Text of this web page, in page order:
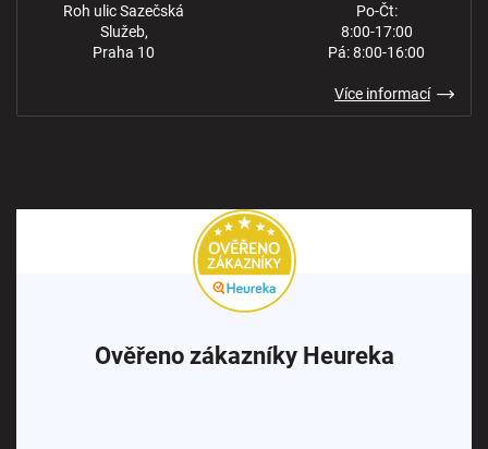
Roh ulic Sazečská
Služeb,
Praha 10
Po-Čt:
8:00-17:00
Pá: 8:00-16:00
Více informací
Ověřeno zákazníky Heureka